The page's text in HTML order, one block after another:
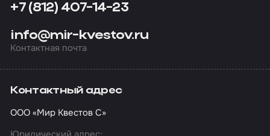
+7 (812) 407-14-23
info@mir-kvestov.ru
Контактная почта
Контактный адрес
ООО «Мир Квестов С»